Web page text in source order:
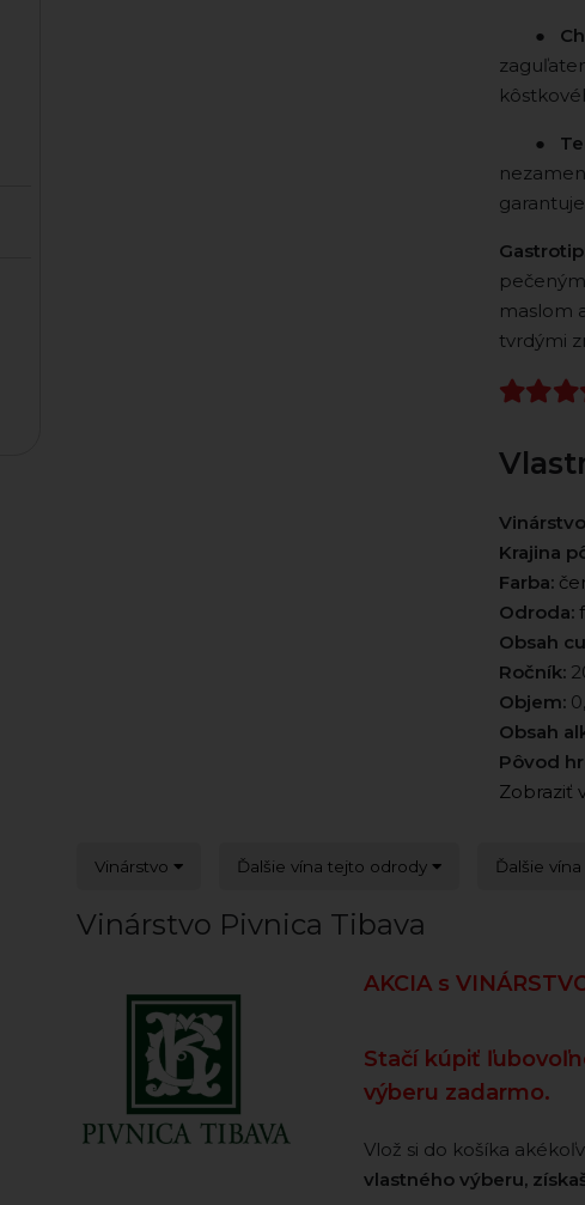
⠀ ⠀ ●
⠀ ⠀ ●
maslom
tvrdými
Krajina
Farba:
Odroda:
Obsah
Ročník:
Objem:
Obsah
Pôvod
Zobraziť
Vinárstvo Ďalšie vína tejto odrody Ďalšie
Vinárstvo Pivnica Tibava
AKCIA s
Stačí kúpiť
výberu zadarmo.
Vlož si do košíka
vlastného výberu,